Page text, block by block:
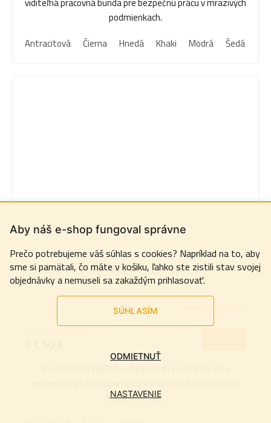
Aby náš e-shop fungoval správne
Prečo potrebujeme váš súhlas s cookies? Napríklad na to, aby
sme si pamätali, čo máte v košiku, ľahko ste zistili stav svojej
objednávky a nemuseli sa zakaždým prihlasovať.
SÚHLASÍM
NASTAVENIE
ODMIETNUŤ
podmienkach.
Antracitová
Čierna Hnedá Khaki Modrá Šedá
Bunda Cofra Igarka
75,60 € bez DPH
viditeľnosť na...